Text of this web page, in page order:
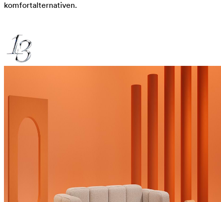
komfortalternativen.